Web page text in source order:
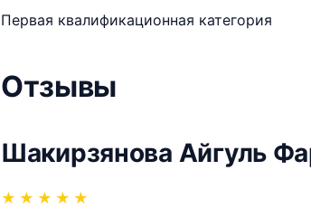
Первая квалификационная категория
Отзывы
Шакирзянова Айгуль
★ ★ ★ ★ ★